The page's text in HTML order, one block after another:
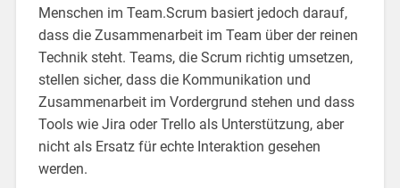
Menschen im Team.Scrum basiert jedoch darauf,
dass die Zusammenarbeit im Team über der reinen
Technik steht. Teams, die Scrum richtig umsetzen,
stellen sicher, dass die Kommunikation und
Zusammenarbeit im Vordergrund stehen und dass
Tools wie Jira oder Trello als Unterstützung, aber
nicht als Ersatz für echte Interaktion gesehen
werden.